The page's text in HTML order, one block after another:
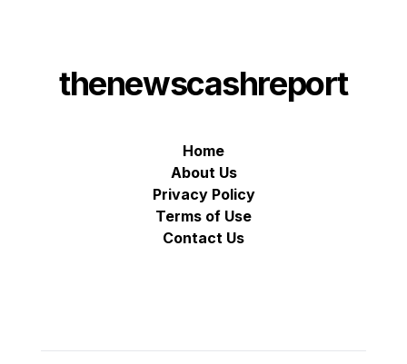
thenewscashreport
Home
About Us
Privacy Policy
Terms of Use
Contact Us